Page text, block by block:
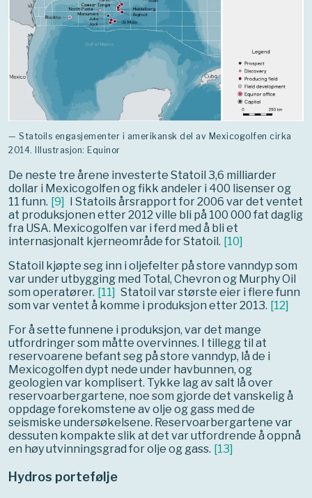
— Statoils engasjementer i amerikansk del av Mexicogolfen cirka
2014. Illustrasjon: Equinor
De neste tre årene investerte Statoil 3,6 milliarder
dollar i Mexicogolfen og fikk andeler i 400 lisenser og
11 funn. [9]
I Statoils årsrapport for 2006 var det ventet
at produksjonen etter 2012 ville bli på 100 000 fat daglig
fra USA. Mexicogolfen var i ferd med å bli et
internasjonalt kjerneområde for Statoil. [10]
Statoil kjøpte seg inn i oljefelter på store vanndyp som
var under utbygging med Total, Chevron og Murphy Oil
som operatører. [11] Statoil var største eier i flere funn
som var ventet å komme i produksjon etter 2013. [12]
For å sette funnene i produksjon, var det mange
utfordringer som måtte overvinnes. I tillegg til at
reservoarene befant seg på store vanndyp, lå de i
Mexicogolfen dypt nede under havbunnen, og
geologien var komplisert. Tykke lag av salt lå over
reservoarbergartene, noe som gjorde det vanskelig å
oppdage forekomstene av olje og gass med de
seismiske undersøkelsene. Reservoarbergartene var
dessuten kompakte slik at det var utfordrende å oppnå
en høy utvinningsgrad for olje og gass. [13]
Hydros portefølje